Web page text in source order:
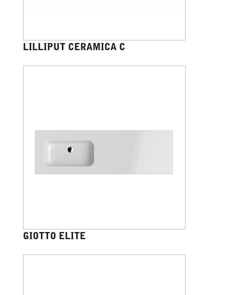
LILLIPUT CERAMICA C
GIOTTO ELITE